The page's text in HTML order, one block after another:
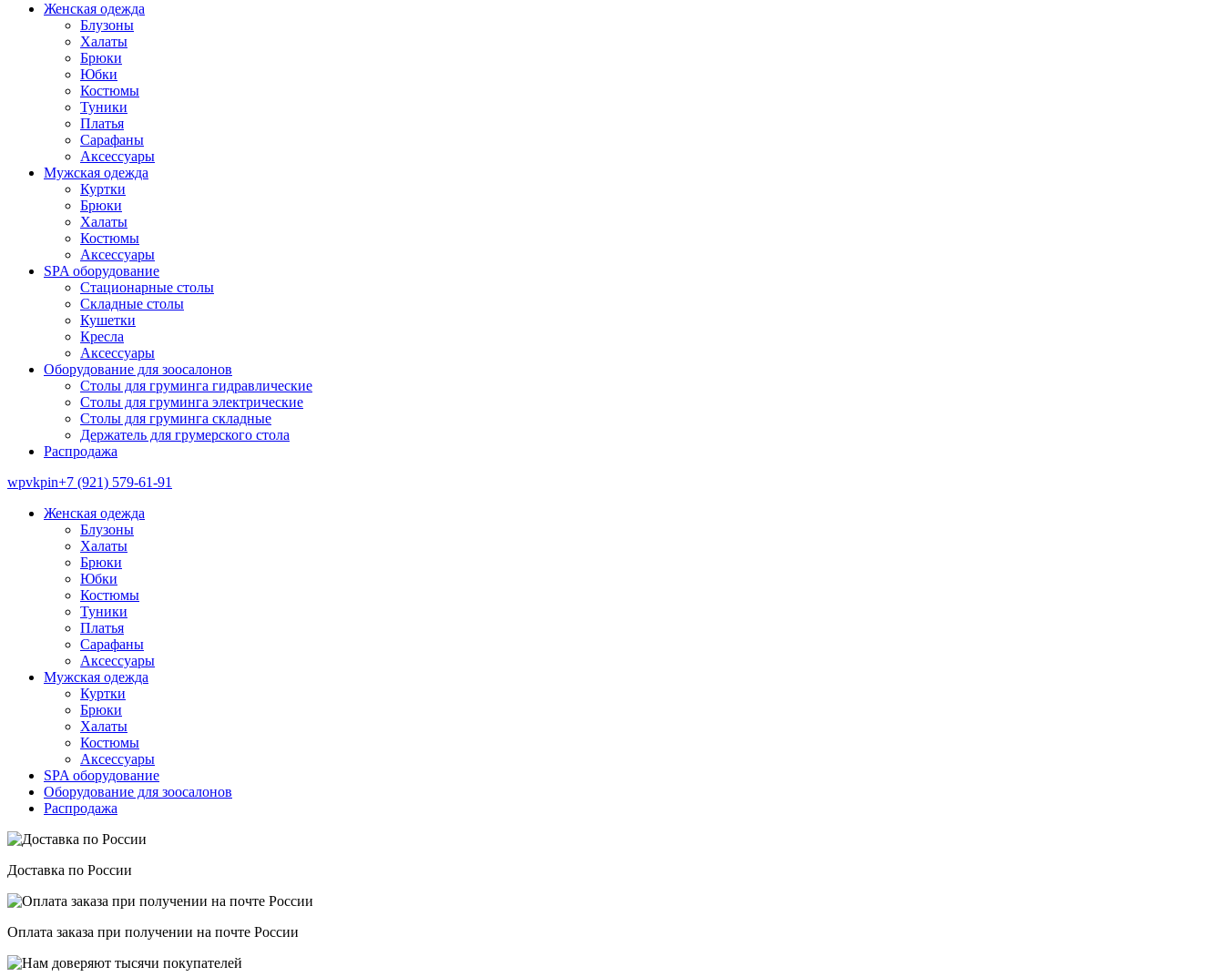
Женская одежда
Блузоны
Халаты
Брюки
Юбки
Костюмы
Туники
Платья
Сарафаны
Аксессуары
Мужская одежда
Куртки
Брюки
Халаты
Костюмы
Аксессуары
SPA оборудование
Стационарные столы
Складные столы
Кушетки
Кресла
Аксессуары
Оборудование для зоосалонов
Столы для груминга гидравлические
Столы для груминга электрические
Столы для груминга складные
Держатель для грумерского стола
Распродажа
wpvkpin+7 (921) 579-61-91
Женская одежда
Блузоны
Халаты
Брюки
Юбки
Костюмы
Туники
Платья
Сарафаны
Аксессуары
Мужская одежда
Куртки
Брюки
Халаты
Костюмы
Аксессуары
SPA оборудование
Оборудование для зоосалонов
Распродажа
Доставка по России
Оплата заказа при получении на почте России